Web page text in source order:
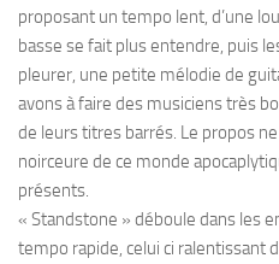
proposant un tempo lent, d’une
basse se fait plus entendre, puis
pleurer, une petite mélodie de
avons à faire des musiciens très
de leurs titres barrés. Le propos
noirceure de ce monde
présents.
« Standstone » déboule dans les
tempo rapide, celui ci ralentissant